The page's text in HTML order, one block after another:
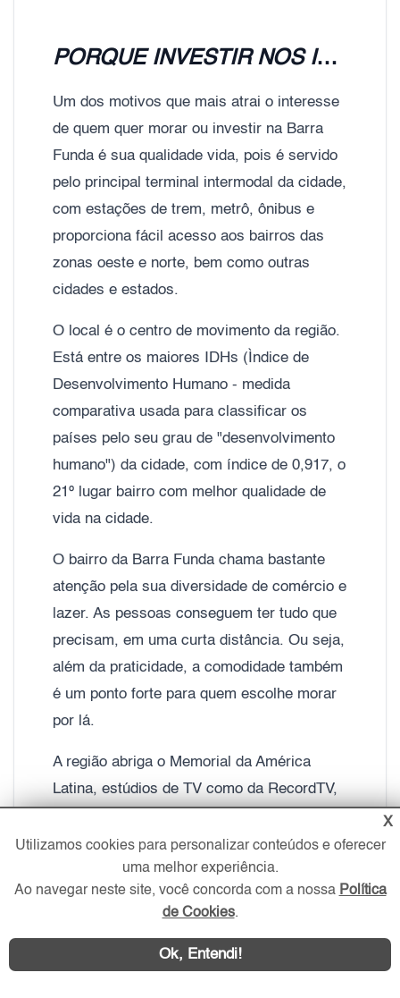
PORQUE INVESTIR NOS IMÓVEIS DA BARRA FUNDA?
Um dos motivos que mais atrai o interesse
de quem quer morar ou investir na Barra
Funda é sua qualidade vida, pois é servido
pelo principal terminal intermodal da cidade,
com estações de trem, metrô, ônibus e
proporciona fácil acesso aos bairros das
zonas oeste e norte, bem como outras
cidades e estados.
O local é o centro de movimento da região.
Está entre os maiores IDHs (Ìndice de
Desenvolvimento Humano - medida
comparativa usada para classificar os
países pelo seu grau de "desenvolvimento
humano") da cidade, com índice de 0,917, o
21º lugar bairro com melhor qualidade de
vida na cidade.
O bairro da Barra Funda chama bastante
atenção pela sua diversidade de comércio e
lazer. As pessoas conseguem ter tudo que
precisam, em uma curta distância. Ou seja,
além da praticidade, a comodidade também
é um ponto forte para quem escolhe morar
por lá.
A região abriga o Memorial da América
Latina, estúdios de TV como da RecordTV,
mais antigo cordão de carnaval da cidade: o
Grupo Carnavalesco Barra Funda, que
originou, anos depois, a Escola de samba
Vai-Vai, uma das mais tradicionais da
cidade. A Barra Funda também conta com
X
Utilizamos cookies para personalizar conteúdos e oferecer
uma melhor experiência.
Ao navegar neste site, você concorda com a nossa Política
de Cookies.
Ok, Entendi!